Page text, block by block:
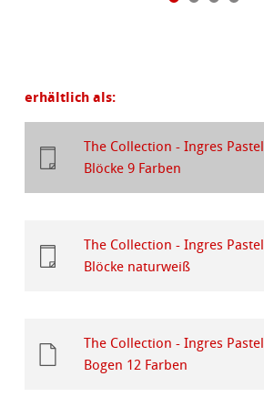
erhältlich als:
The Collection - Ingres Pastel
Blöcke 9 Farben
The Collection - Ingres Pastel
Blöcke naturweiß
The Collection - Ingres Pastel
Bogen 12 Farben